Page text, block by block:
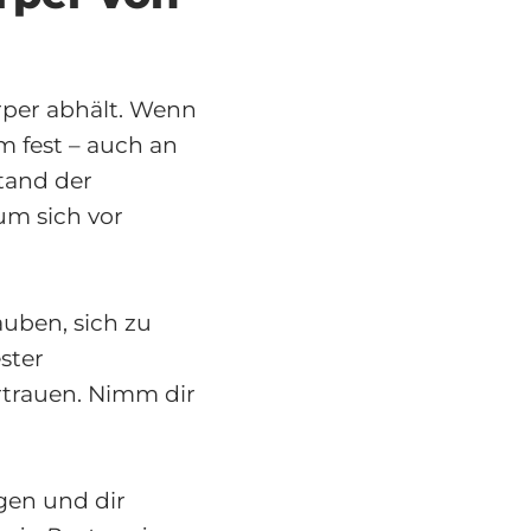
abhält. Wenn
fest – auch an
der
sich vor
sich zu
Nimm dir
und dir